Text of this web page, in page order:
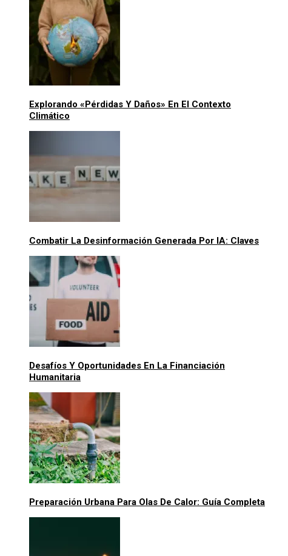
Explorando «pérdidas Y Daños» En El Contexto
Climático
Combatir La Desinformación Generada Por IA: Claves
Desafíos Y Oportunidades En La Financiación
Humanitaria
Preparación Urbana Para Olas De Calor: Guía Completa